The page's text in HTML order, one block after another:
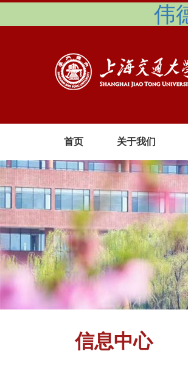
伟
首页 关于我们
信息中心